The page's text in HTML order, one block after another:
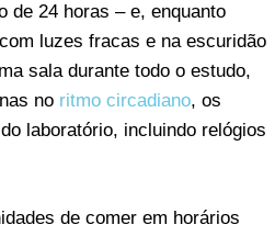
de 24 horas – e, enquanto
luzes fracas e na escuridão
sala durante todo o estudo,
no ritmo circadiano, os
laboratório, incluindo relógios
de comer em horários